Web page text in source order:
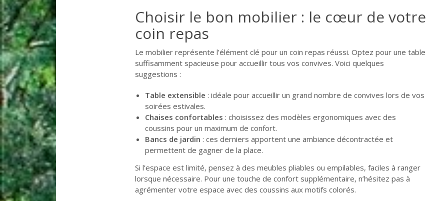
Choisir le bon mobilier : le cœur de votre
coin repas
Le mobilier représente l’élément clé pour un coin repas réussi. Optez pour une table
suffisamment spacieuse pour accueillir tous vos convives. Voici quelques
suggestions :
Table extensible : idéale pour accueillir un grand nombre de convives lors de vos
soirées estivales.
Chaises confortables : choisissez des modèles ergonomiques avec des
coussins pour un maximum de confort.
Bancs de jardin : ces derniers apportent une ambiance décontractée et
permettent de gagner de la place.
Si l’espace est limité, pensez à des meubles pliables ou empilables, faciles à ranger
lorsque nécessaire. Pour une touche de confort supplémentaire, n’hésitez pas à
agrémenter votre espace avec des coussins aux motifs colorés.